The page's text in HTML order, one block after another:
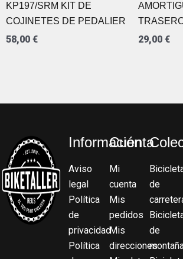
KP197/SRM KIT DE
COJINETES DE PEDALIER
58,00 € 29,00 €
Información
Aviso
legal
Política
de
privacidad
Política
Cuenta
Mi
cuenta
Mis
pedidos
Mis
direcciones
de
de